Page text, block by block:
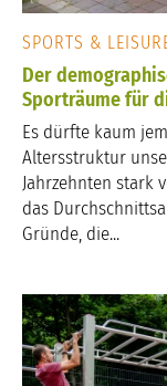
SPORTS &
Der
Sporträume für
Es dürfte kaum
Altersstruktur
Jahrzehnten stark
das
Gründe, die...